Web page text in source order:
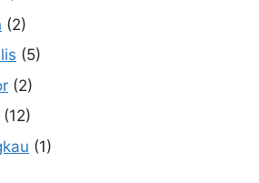
(2)
(5)
(2)
(12)
(1)